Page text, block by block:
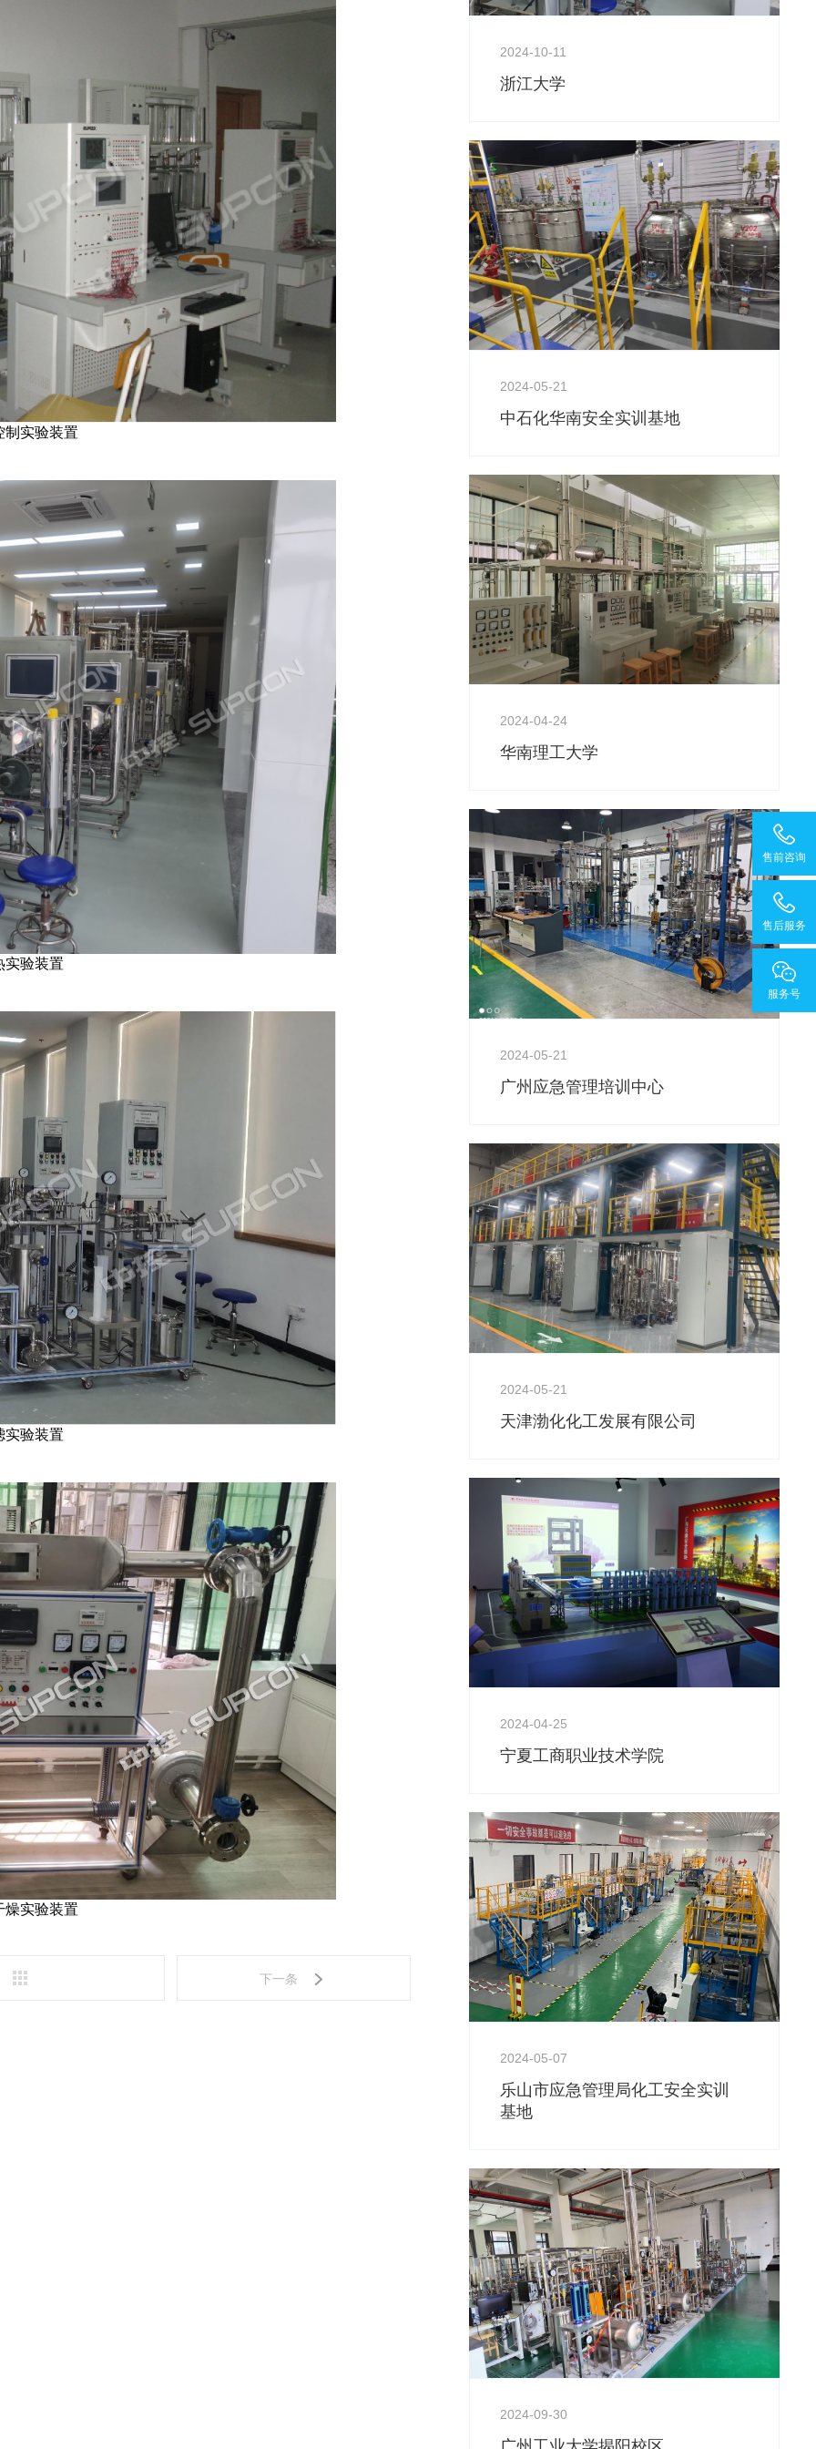
制实验装置
实验装置
实验装置
燥实验装置
下一条
2024-10-11
浙江大学
2024-05-21
中石化华南安全实训基地
2024-04-24
华南理工大学
2024-05-21
广州应急管理培训中心
2024-05-21
天津渤化化工发展有限公司
2024-04-25
宁夏工商职业技术学院
2024-05-07
乐山市应急管理局化工安全实训
基地
2024-09-30
售前咨询
售后服务
服务号